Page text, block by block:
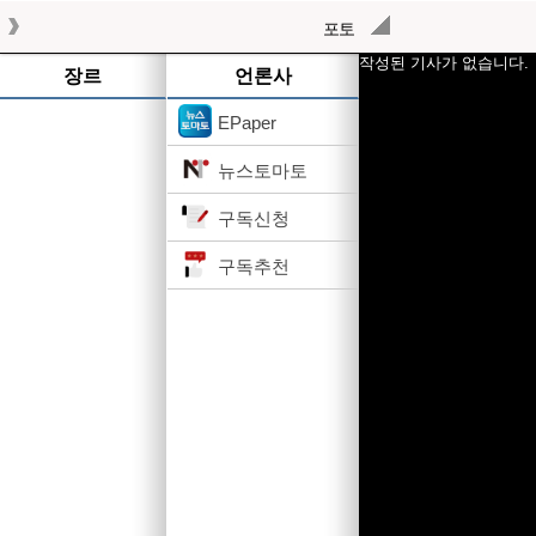
포토
장르 언론사
EPaper
뉴스토마토
구독신청
구독추천
작성된 기사가 없습니다.